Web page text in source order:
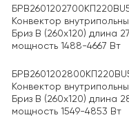
Конвектор
Бриз B (260х120) длина
мощность 1488-4667 Вт
Конвектор
Бриз B (260х120) длина
мощность 1549-4853 Вт